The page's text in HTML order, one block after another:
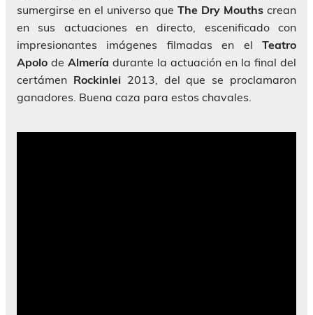
sumergirse en el universo que The Dry Mouths crean
en sus actuaciones en directo, escenificado con
impresionantes imágenes filmadas en el Teatro
Apolo de Almería durante la actuación en la final del
certámen Rockinlei2013, del que se proclamaron
ganadores. Buena caza para estos chavales.